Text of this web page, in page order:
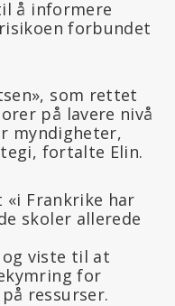
å informere
forbundet
som rettet
på lavere nivå
myndigheter,
fortalte Elin.
«i Frankrike har
skoler allerede
og viste til at
for
ressurser.